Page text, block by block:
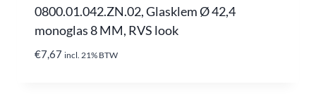
0800.01.042.ZN.02, Glasklem Ø 42,4
monoglas 8 MM, RVS look
€7,67 incl. 21% BTW